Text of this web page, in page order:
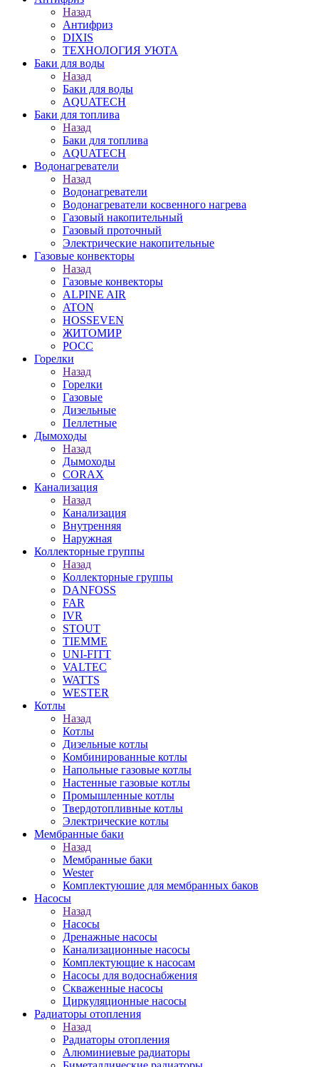
Назад
Антифриз
DIXIS
ТЕХНОЛОГИЯ УЮТА
Баки для воды
Назад
Баки для воды
AQUATECH
Баки для топлива
Назад
Баки для топлива
AQUATECH
Водонагреватели
Назад
Водонагреватели
Водонагреватели косвенного нагрева
Газовый накопительный
Газовый проточный
Электрические накопительные
Газовые конвекторы
Назад
Газовые конвекторы
ALPINE AIR
ATON
HOSSEVEN
ЖИТОМИР
РОСС
Горелки
Назад
Горелки
Газовые
Дизельные
Пеллетные
Дымоходы
Назад
Дымоходы
CORAX
Канализация
Назад
Канализация
Внутренняя
Наружная
Коллекторные группы
Назад
Коллекторные группы
DANFOSS
FAR
IVR
STOUT
TIEMME
UNI-FITT
VALTEC
WATTS
WESTER
Котлы
Назад
Котлы
Дизельные котлы
Комбинированные котлы
Напольные газовые котлы
Настенные газовые котлы
Промышленные котлы
Твердотопливные котлы
Электрические котлы
Мембранные баки
Назад
Мембранные баки
Wester
Комплектуюшие для мембранных баков
Насосы
Назад
Насосы
Дренажные насосы
Канализационные насосы
Комплектующие к насосам
Насосы для водоснабжения
Скваженные насосы
Циркуляционные насосы
Радиаторы отопления
Назад
Радиаторы отопления
Алюминиевые радиаторы